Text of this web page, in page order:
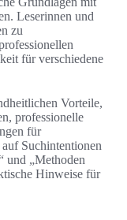
Leserinnen und
zu
für verschiedene
Vorteile,
professionelle
für
Suchintentionen
und „Methoden
Hinweise für